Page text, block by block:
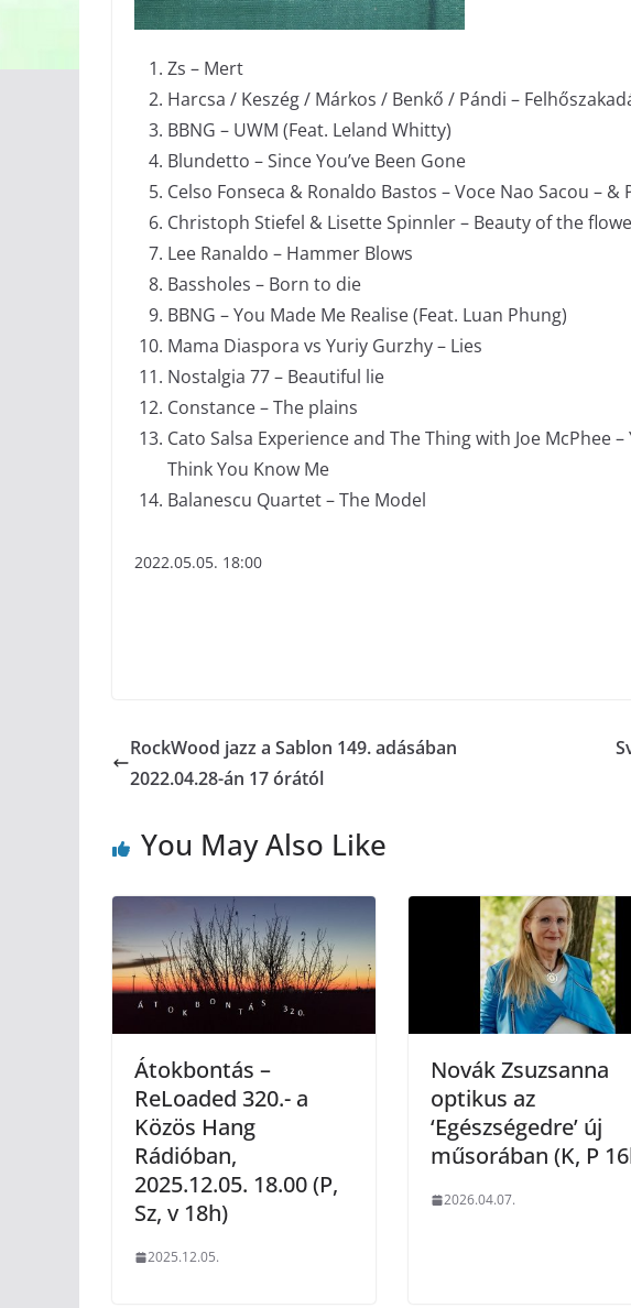
Zs – Mert
Harcsa / Keszég / Márkos / Benkő / Pándi –
BBNG – UWM (Feat. Leland Whitty)
Blundetto – Since You’ve Been Gone
Celso Fonseca & Ronaldo Bastos – Voce Nao Sacou – &
Christoph Stiefel & Lisette Spinnler – Beauty of the
Lee Ranaldo – Hammer Blows
Bassholes – Born to die
BBNG – You Made Me Realise (Feat. Luan Phung)
Mama Diaspora vs Yuriy Gurzhy – Lies
Nostalgia 77 – Beautiful lie
Constance – The plains
Cato Salsa Experience and The Thing with Joe McPhee –
Think You Know Me
Balanescu Quartet – The Model
2022.05.05. 18:00
RockWood jazz a Sablon 149. adásában
2022.04.28-án 17 órától
You May Also Like
Átokbontás –
ReLoaded 320.- a
Közös Hang
Rádióban,
2025.12.05. 18.00 (P,
Sz, v 18h)
2025.12.05.
Novák Zsuzsanna
optikus az
‘Egészségedre’ új
műsorában (K, P
2026.04.07.